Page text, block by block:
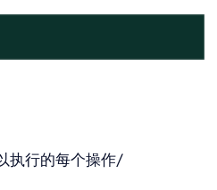
执行的每个操作/